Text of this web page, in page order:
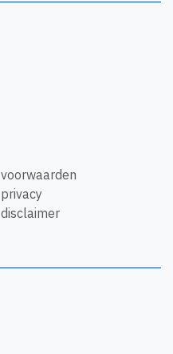
voorwaarden
privacy
disclaimer